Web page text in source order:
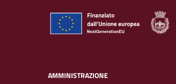
AMMINISTRAZIONE